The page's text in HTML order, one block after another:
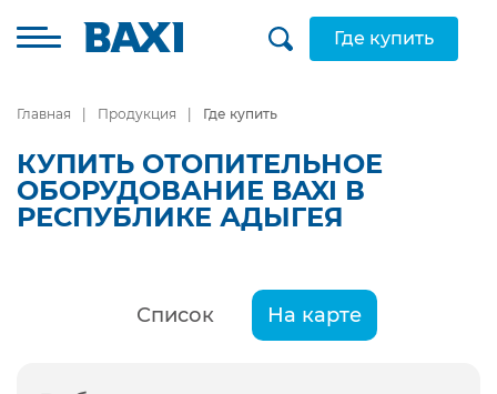
Где купить
Главная Продукция Где купить
КУПИТЬ ОТОПИТЕЛЬНОЕ
ОБОРУДОВАНИЕ BAXI В
РЕСПУБЛИКЕ АДЫГЕЯ
Список На карте